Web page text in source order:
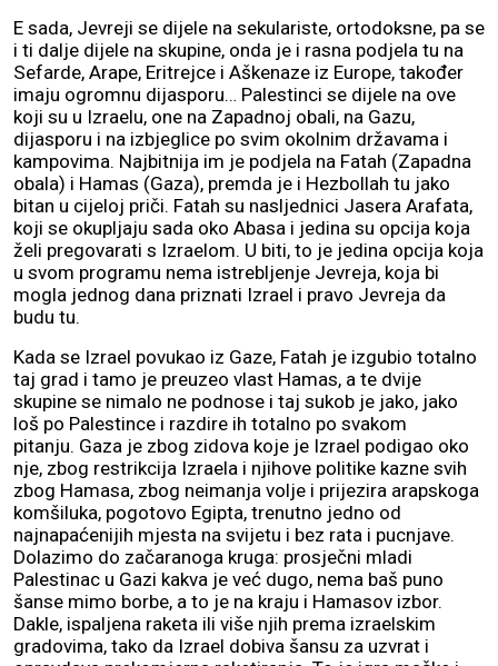
E sada, Jevreji se dijele na sekulariste, ortodoksne, pa se
i ti dalje dijele na skupine, onda je i rasna podjela tu na
Sefarde, Arape, Eritrejce i Aškenaze iz Europe, također
imaju ogromnu dijasporu… Palestinci se dijele na ove
koji su u Izraelu, one na Zapadnoj obali, na Gazu,
dijasporu i na izbjeglice po svim okolnim državama i
kampovima. Najbitnija im je podjela na Fatah (Zapadna
obala) i Hamas (Gaza), premda je i Hezbollah tu jako
bitan u cijeloj priči. Fatah su nasljednici Jasera Arafata,
koji se okupljaju sada oko Abasa i jedina su opcija koja
želi pregovarati s Izraelom. U biti, to je jedina opcija koja
u svom programu nema istrebljenje Jevreja, koja bi
mogla jednog dana priznati Izrael i pravo Jevreja da
budu tu.
Kada se Izrael povukao iz Gaze, Fatah je izgubio totalno
taj grad i tamo je preuzeo vlast Hamas, a te dvije
skupine se nimalo ne podnose i taj sukob je jako, jako
loš po Palestince i razdire ih totalno po svakom
pitanju. Gaza je zbog zidova koje je Izrael podigao oko
nje, zbog restrikcija Izraela i njihove politike kazne svih
zbog Hamasa, zbog neimanja volje i prijezira arapskoga
komšiluka, pogotovo Egipta, trenutno jedno od
najnapaćenijih mjesta na svijetu i bez rata i pucnjave.
Dolazimo do začaranoga kruga: prosječni mladi
Palestinac u Gazi kakva je već dugo, nema baš puno
šanse mimo borbe, a to je na kraju i Hamasov izbor.
Dakle, ispaljena raketa ili više njih prema izraelskim
gradovima, tako da Izrael dobiva šansu za uzvrat i